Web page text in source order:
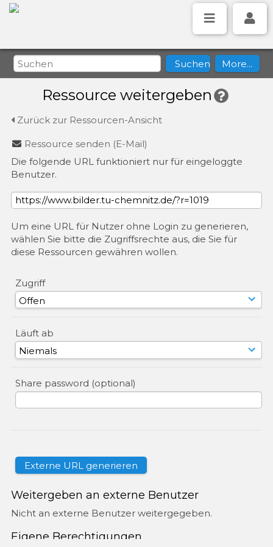
Ressource weitergeben
Zurück zur Ressourcen-Ansicht
Ressource senden (E-Mail)
Die folgende URL funktioniert nur für eingeloggte
Benutzer.
Um eine URL für Nutzer ohne Login zu generieren,
wählen Sie bitte die Zugriffsrechte aus, die Sie für
diese Ressourcen gewähren wollen.
Zugriff
Läuft ab
Share password (optional)
Weitergeben an externe Benutzer
Nicht an externe Benutzer weitergegeben.
Eigene Berechtigungen